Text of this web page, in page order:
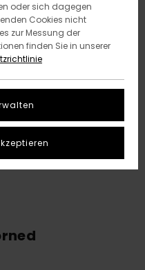
oder sich dagegen
Cookies nicht
zur Messung der
finden Sie in unserer